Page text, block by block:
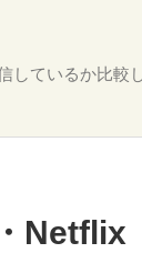
ているか比較
Netflix